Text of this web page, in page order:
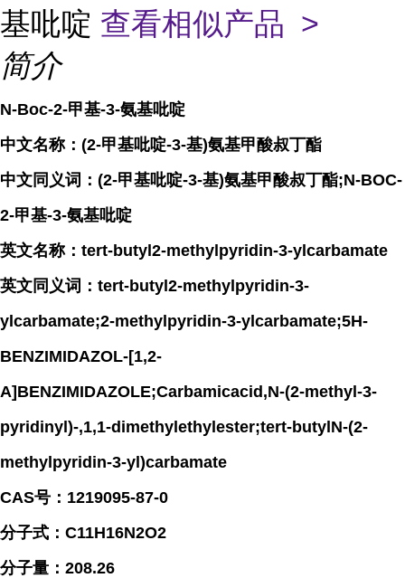
基吡啶 查看相似产品 >
简介
N-Boc-2-甲基-3-氨基吡啶
中文名称：(2-甲基吡啶-3-基)氨基甲酸叔丁酯
中文同义词：(2-甲基吡啶-3-基)氨基甲酸叔丁酯;N-BOC-
2-甲基-3-氨基吡啶
英文名称：tert-butyl2-methylpyridin-3-ylcarbamate
英文同义词：tert-butyl2-methylpyridin-3-
ylcarbamate;2-methylpyridin-3-ylcarbamate;5H-
BENZIMIDAZOL-[1,2-
A]BENZIMIDAZOLE;Carbamicacid,N-(2-methyl-3-
pyridinyl)-,1,1-dimethylethylester;tert-butylN-(2-
methylpyridin-3-yl)carbamate
CAS号：1219095-87-0
分子式：C11H16N2O2
分子量：208.26